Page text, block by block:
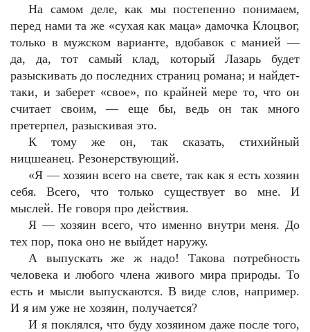
На самом деле, как мы постепенно понимаем,
перед нами та же «сухая как маца» дамочка Клоцвог,
только в мужском варианте, вдобавок с манией —
да, да, тот самый клад, который Лазарь будет
разыскивать до последних страниц романа; и найдет-
таки, и заберет «свое», по крайней мере то, что он
считает своим, — еще бы, ведь он так много
претерпел, разыскивая это.
К тому же он, так сказать, стихийный
ницшеанец. Резонерствующий.
«Я — хозяин всего на свете, так как я есть хозяин
себя. Всего, что только существует во мне. И
мыслей. Не говоря про действия.
Я — хозяин всего, что именно внутри меня. До
тех пор, пока оно не выйдет наружу.
А выпускать же ж надо! Такова потребность
человека и любого члена живого мира природы. То
есть и мысли выпускаются. В виде слов, например.
И я им уже не хозяин, получается?
И я поклялся, что буду хозяином даже после того,